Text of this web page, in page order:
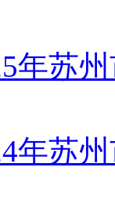
年苏
年苏